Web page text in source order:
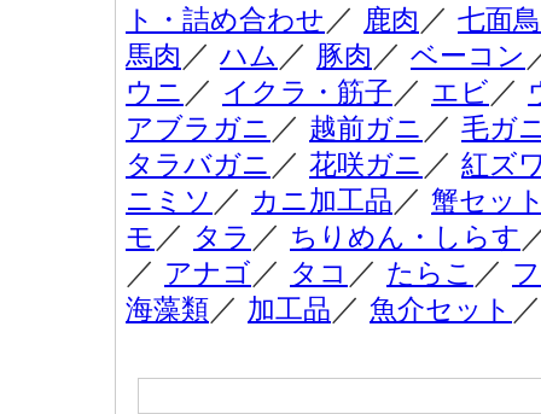
ト・詰め合わせ ／ 鹿肉 ／ 七面鳥
馬肉 ／ ハム ／ 豚肉 ／ ベーコン
ウニ ／ イクラ・筋子 ／ エビ ／
アブラガニ ／ 越前ガニ ／ 毛ガ
タラバガニ ／ 花咲ガニ ／ 紅ズ
ニミソ ／ カニ加工品 ／ 蟹セッ
モ ／ タラ ／ ちりめん・しらす
／ アナゴ ／ タコ ／ たらこ ／
海藻類／ 加工品 ／ 魚介セット ／